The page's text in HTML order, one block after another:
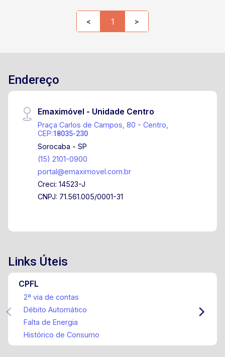
< 1 >
Endereço
Emaximóvel - Unidade Centro
Praça Carlos de Campos, 80 - Centro,
CEP:18035-230
Sorocaba - SP
(15) 2101-0900
portal@emaximovel.com.br
Creci: 14523-J
CNPJ: 71.561.005/0001-31
Links Úteis
CPFL
2ª via de contas
Débito Automático
Falta de Energia
Histórico de Consumo